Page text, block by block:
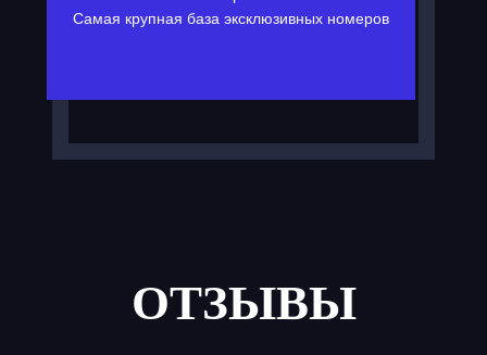
Самая крупная база эксклюзивных номеров
ОТЗЫВЫ